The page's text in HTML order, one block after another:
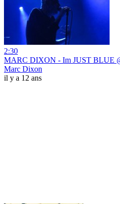
2:30
MARC DIXON - Im JUST BLUE
Marc Dixon
il y a 12 ans